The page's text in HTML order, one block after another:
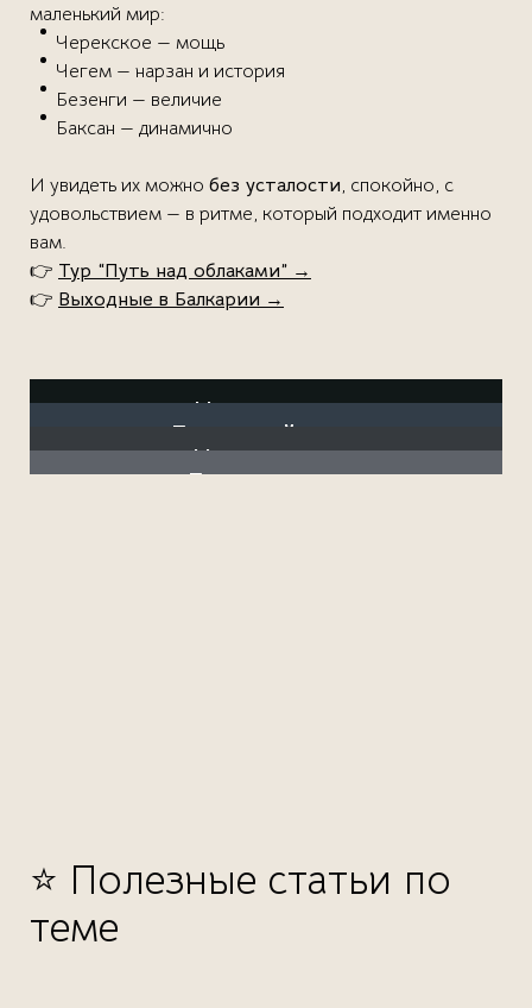
маленький мир:
Черекское — мощь
Чегем — нарзан и история
Безенги — величие
Баксан — динамично
И увидеть их можно без усталости, спокойно, с
удовольствием — в ритме, который подходит именно
вам.
👉 Тур “Путь над облаками” →
👉 Выходные в Балкарии →
Черекское
Ущелье
Безенгийское
Ущелье
Чегемское
Баксанское
⭐ Полезные статьи по
теме